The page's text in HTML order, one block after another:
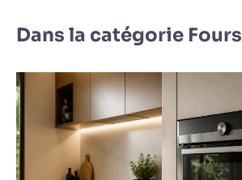
Dans la catégorie Fours